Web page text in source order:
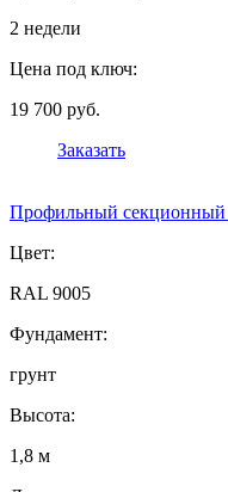
2 недели
Цена под ключ:
19 700 руб.
Заказать
Профильный секционный
Цвет:
RAL 9005
Фундамент:
грунт
Высота:
1,8 м